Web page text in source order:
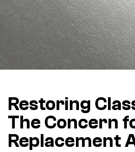
Restoring
The Concern
Replacement